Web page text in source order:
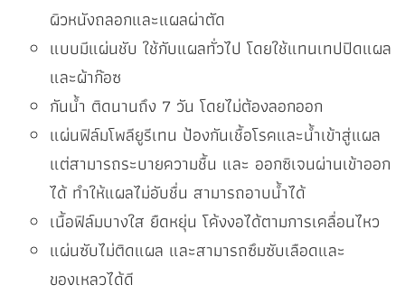
ผิวหนังถลอกและแผลผ่าตัด
แบบมีแผ่นชับ ใช้กับแผลทั่วไป โดยใช้แทนเทปปิดแผล
และผ้าก๊อซ
กันน้ำ ติดนานถึง 7 วัน โดยไม่ต้องลอกออก
แผ่นฟิล์มโพลียูรีเทน ป้องกันเชื้อโรคและน้ำเข้าสู่แผล
แต่สามารถระบายความชื้น และ ออกซิเจนผ่านเข้าออก
ได้ ทำให้แผลไม่อับชื่น สามารถอาบน้ำได้
เนื้อฟิล์มบางใส ยืดหยุ่น โค้งงอได้ตามการเคลื่อนไหว
แผ่นซับไม่ติดแผล และสามารถซึมซับเลือดและ
ของเหลวได้ดี